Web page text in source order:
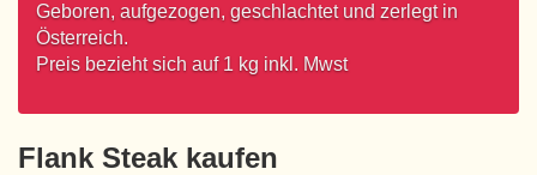
Geboren, aufgezogen, geschlachtet und zerlegt in
Österreich.
Preis bezieht sich auf 1 kg inkl. Mwst
Flank Steak kaufen